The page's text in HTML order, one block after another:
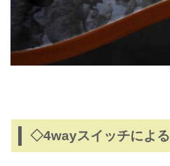
◇4wayスイッチによ